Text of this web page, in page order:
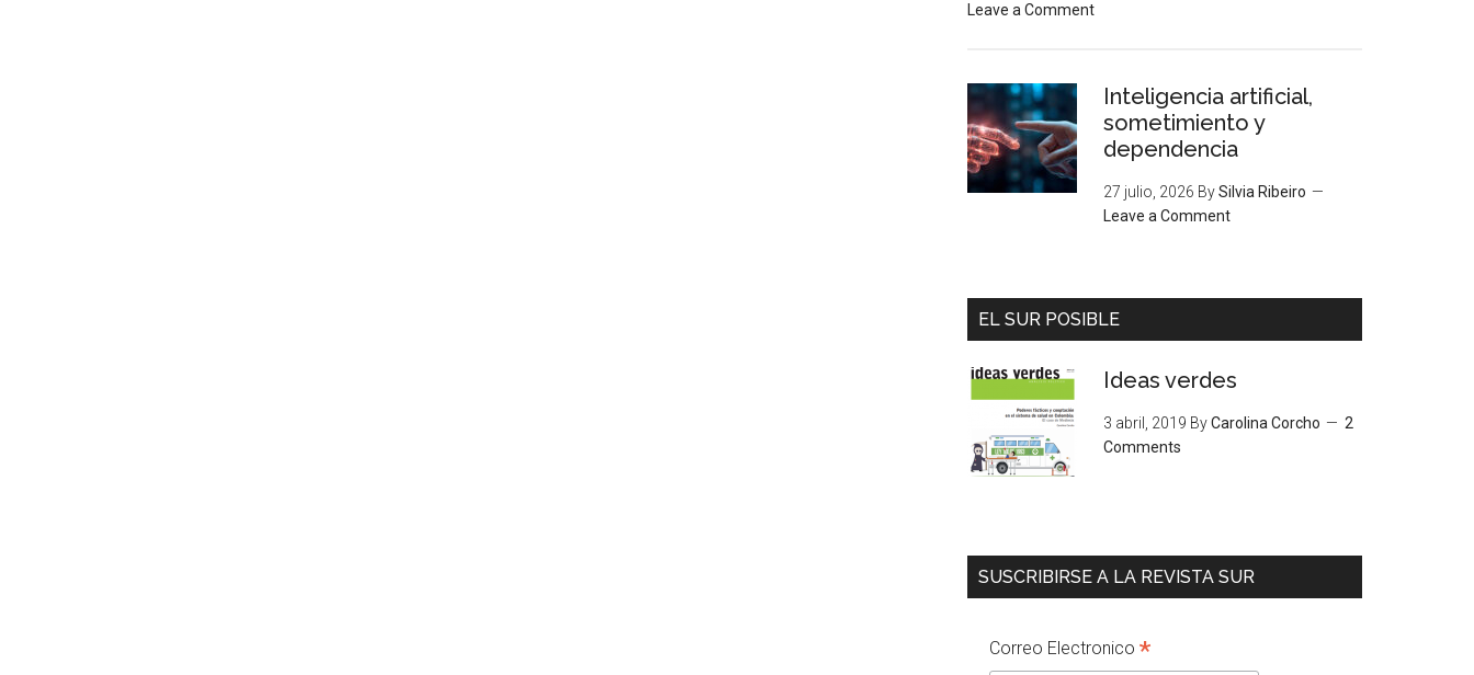
Leave a Comment
Inteligencia artificial,
sometimiento y
dependencia
27 julio, 2026 BySilvia Ribeiro
Leave a Comment
EL SUR POSIBLE
Ideas verdes
3 abril, 2019 ByCarolina Corcho
2
Comments
SUSCRIBIRSE A LA REVISTA SUR
Correo Electronico *